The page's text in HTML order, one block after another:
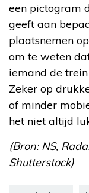
een pictogram
geeft aan
plaatsnemen
om te weten
iemand de
Zeker op
of minder
het niet altijd
(Bron: NS,
Shutterstock)